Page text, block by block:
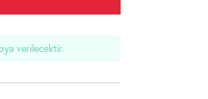
verilecektir.